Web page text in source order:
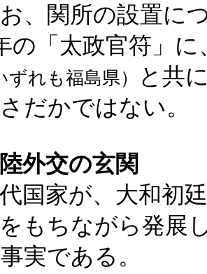
、関所の設置に
の「太政官符」に
ずれも福島県）
と共
だかではない。
外交の玄関
国家が、大和初
もちながら発展
実である。